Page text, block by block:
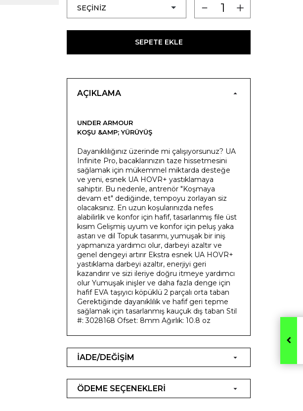
SEPETE EKLE
AÇIKLAMA
UNDER ARMOUR
KOŞU &AMP; YÜRÜYÜŞ
Dayanıklılığınız üzerinde mi çalışıyorsunuz? UA
Infinite Pro, bacaklarınızın taze hissetmesini
sağlamak için mükemmel miktarda desteğe
ve yeni, esnek UA HOVR+ yastıklamaya
sahiptir. Bu nedenle, antrenör "Koşmaya
devam et" dediğinde, tempoyu zorlayan siz
olacaksınız. En uzun koşularınızda nefes
alabilirlik ve konfor için hafif, tasarlanmış file üst
kısım Gelişmiş uyum ve konfor için peluş yaka
astarı ve dil Topuk tasarımı, yumuşak bir iniş
yapmanıza yardımcı olur, darbeyi azaltır ve
genel dengeyi artırır Ekstra esnek UA HOVR+
yastıklama darbeyi azaltır, enerjiyi geri
kazandırır ve sizi ileriye doğru itmeye yardımcı
olur Yumuşak inişler ve daha fazla denge için
hafif EVA taşıyıcı köpüklü 2 parçalı orta taban
Gerektiğinde dayanıklılık ve hafif geri tepme
sağlamak için tasarlanmış kauçuk dış taban Stil
#: 3028168 Ofset: 8mm Ağırlık: 10.8 oz
İADE/DEĞİŞİM
ÖDEME SEÇENEKLERİ